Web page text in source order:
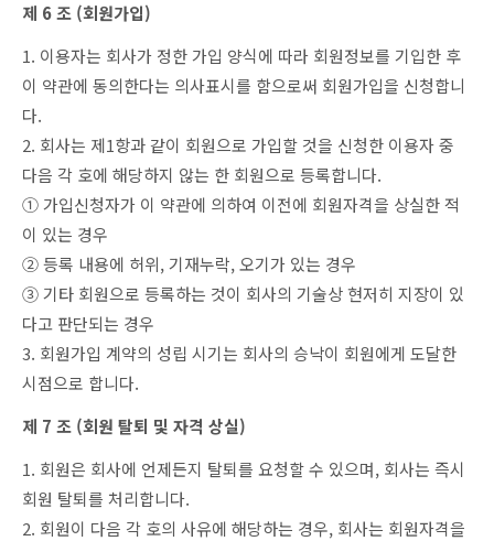
제 6 조 (회원가입)
1. 이용자는 회사가 정한 가입 양식에 따라 회원정보를 기입한 후
이 약관에 동의한다는 의사표시를 함으로써 회원가입을 신청합니
다.
2. 회사는 제1항과 같이 회원으로 가입할 것을 신청한 이용자 중
다음 각 호에 해당하지 않는 한 회원으로 등록합니다.
① 가입신청자가 이 약관에 의하여 이전에 회원자격을 상실한 적
이 있는 경우
② 등록 내용에 허위, 기재누락, 오기가 있는 경우
③ 기타 회원으로 등록하는 것이 회사의 기술상 현저히 지장이 있
다고 판단되는 경우
3. 회원가입 계약의 성립 시기는 회사의 승낙이 회원에게 도달한
시점으로 합니다.
제 7 조 (회원 탈퇴 및 자격 상실)
1. 회원은 회사에 언제든지 탈퇴를 요청할 수 있으며, 회사는 즉시
회원 탈퇴를 처리합니다.
2. 회원이 다음 각 호의 사유에 해당하는 경우, 회사는 회원자격을